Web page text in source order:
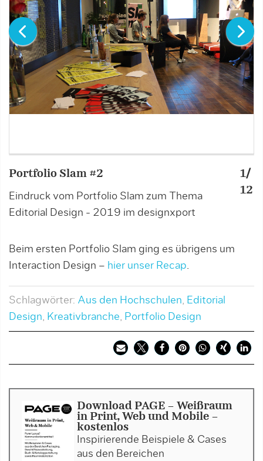
Portfolio Slam #2
Eindruck vom Portfolio Slam zum Thema
Editorial Design - 2019 im designxport
1/
12
Beim ersten Portfolio Slam ging es übrigens um
Interaction Design – hier unser Recap.
Schlagwörter: Aus den Hochschulen, Editorial
Design, Kreativbranche, Portfolio Design
Download PAGE - Weißraum
in Print, Web und Mobile -
kostenlos
Inspirierende Beispiele & Cases
aus den Bereichen